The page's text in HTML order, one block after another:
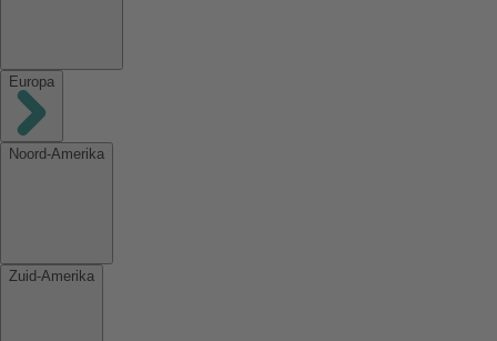
Europa
Noord-Amerika
Zuid-Amerika